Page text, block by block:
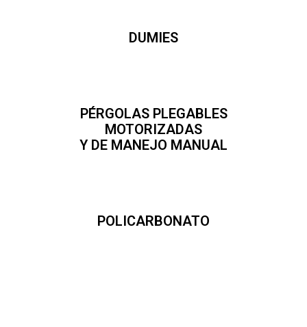
DUMIES
PÉRGOLAS PLEGABLES
MOTORIZADAS
Y DE MANEJO MANUAL
POLICARBONATO